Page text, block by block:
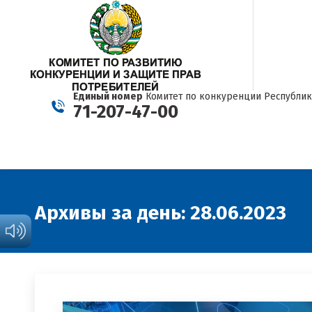
Единый номер Комитет по конкуренции
71-207-47-00
Архивы за день: 28.06.2023